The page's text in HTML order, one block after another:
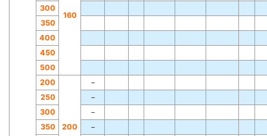
160
300
350
400
450
500
200
200
−
250
−
300
−
350
−